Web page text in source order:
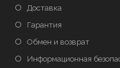
Доставка
Гарантия
Обмен и возврат
Информационная